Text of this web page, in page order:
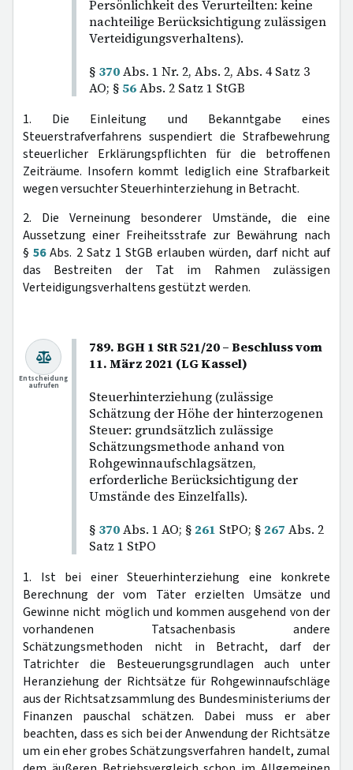
Persönlichkeit des Verurteilten: keine
nachteilige Berücksichtigung zulässigen
Verteidigungsverhaltens).
§ 370Abs. 1 Nr. 2, Abs. 2, Abs. 4 Satz 3
AO; § 56Abs. 2 Satz 1 StGB
1. Die Einleitung und Bekanntgabe eines
Steuerstrafverfahrens suspendiert die Strafbewehrung
steuerlicher Erklärungspflichten für die betroffenen
Zeiträume. Insofern kommt lediglich eine Strafbarkeit
wegen versuchter Steuerhinterziehung in Betracht.
2. Die Verneinung besonderer Umstände, die eine
Aussetzung einer Freiheitsstrafe zur Bewährung nach
§56Abs. 2 Satz 1 StGB erlauben würden, darf nicht auf
das Bestreiten der Tat im Rahmen zulässigen
Verteidigungsverhaltens gestützt werden.
789. BGH 1 StR 521/20 – Beschluss vom
11. März 2021 (LG Kassel)
Steuerhinterziehung (zulässige
Schätzung der Höhe der hinterzogenen
Steuer: grundsätzlich zulässige
Schätzungsmethode anhand von
Rohgewinnaufschlagsätzen,
erforderliche Berücksichtigung der
Umstände des Einzelfalls).
§ 370Abs. 1 AO; § 261 StPO; § 267 Abs. 2
Satz 1 StPO
Entscheidung
aufrufen
1. Ist bei einer Steuerhinterziehung eine konkrete
Berechnung der vom Täter erzielten Umsätze und
Gewinne nicht möglich und kommen ausgehend von der
vorhandenen Tatsachenbasis andere
Schätzungsmethoden nicht in Betracht, darf der
Tatrichter die Besteuerungsgrundlagen auch unter
Heranziehung der Richtsätze für Rohgewinnaufschläge
aus der Richtsatzsammlung des Bundesministeriums der
Finanzen pauschal schätzen. Dabei muss er aber
beachten, dass es sich bei der Anwendung der Richtsätze
um ein eher grobes Schätzungsverfahren handelt, zumal